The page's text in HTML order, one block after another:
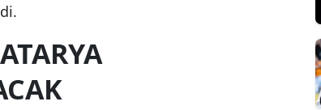
Kayseri
Kırklareli
Kırşehir